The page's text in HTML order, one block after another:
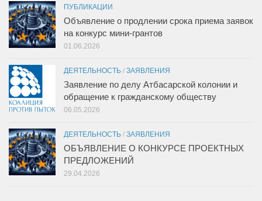
ПУБЛИКАЦИИ
Объявление о продлении срока приема заявок
на конкурс мини-грантов
01.06.2026
ДЕЯТЕЛЬНОСТЬ / ЗАЯВЛЕНИЯ
Заявление по делу Атбасарской колонии и
обращение к гражданскому обществу
06.05.2026
ДЕЯТЕЛЬНОСТЬ / ЗАЯВЛЕНИЯ
ОБЪЯВЛЕНИЕ О КОНКУРСЕ ПРОЕКТНЫХ
ПРЕДЛОЖЕНИЙ
29.04.2026